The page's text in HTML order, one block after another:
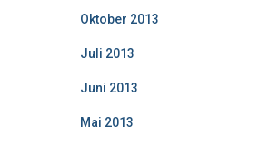
Oktober 2013
Juli 2013
Juni 2013
Mai 2013